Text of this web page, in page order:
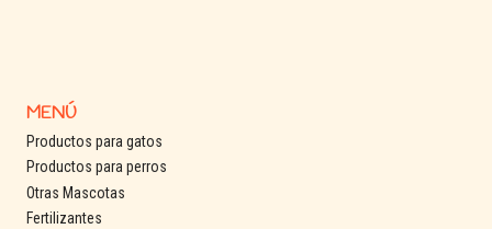
MENÚ
Productos para gatos
Productos para perros
Otras Mascotas
Fertilizantes